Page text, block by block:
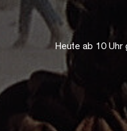
Heute ab 10